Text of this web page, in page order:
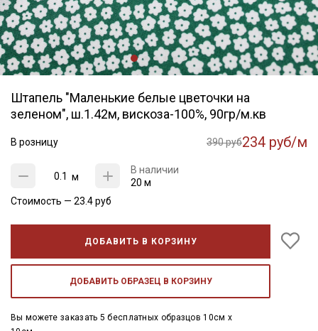
Штапель "Маленькие белые цветочки на
зеленом", ш.1.42м, вискоза-100%, 90гр/м.кв
В розницу 390 руб234 руб/м
м
В наличии
20 м
Стоимость — 23.4руб
ДОБАВИТЬ В КОРЗИНУ
ДОБАВИТЬ ОБРАЗЕЦ В КОРЗИНУ
Вы можете заказать 5 бесплатных образцов 10см x